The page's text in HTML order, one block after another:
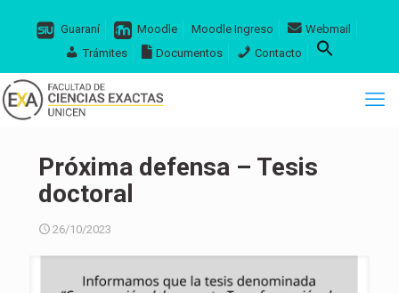
Guaraní Moodle Moodle Ingreso
Webmail
Trámites
Documentos Contacto
Próxima defensa – Tesis
doctoral
26/10/2023